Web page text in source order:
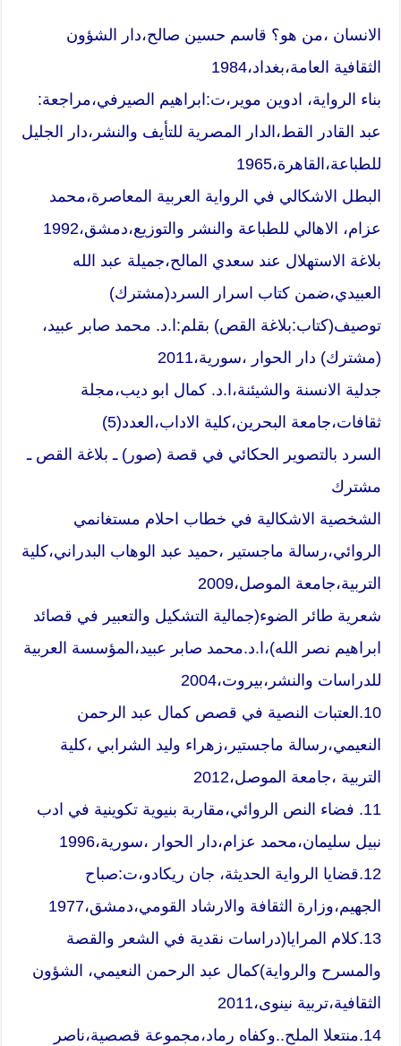
الانسان ،من هو؟ قاسم حسين صالح،دار الشؤون
الثقافية العامة،بغداد،1984
بناء الرواية، ادوين موير،ت:ابراهيم الصيرفي،مراجعة:
عبد القادر القط،الدار المصرية للتأيف والنشر،دار الجليل
للطباعة،القاهرة،1965
البطل الاشكالي في الرواية العربية المعاصرة،محمد
عزام، الاهالي للطباعة والنشر والتوزيع،دمشق،1992
بلاغة الاستهلال عند سعدي المالح،جميلة عبد الله
العبيدي،ضمن كتاب اسرار السرد(مشترك)
توصيف(كتاب:بلاغة القص) بقلم:ا.د. محمد صابر عبيد،
(مشترك) دار الحوار ،سورية،2011
جدلية الانسنة والشيئنة،ا.د. كمال ابو ديب،مجلة
ثقافات،جامعة البحرين،كلية الاداب،العدد(5)
السرد بالتصوير الحكائي في قصة (صور) ـ بلاغة القص ـ
مشترك
الشخصية الاشكالية في خطاب احلام مستغانمي
الروائي،رسالة ماجستير ،حميد عبد الوهاب البدراني،كلية
التربية،جامعة الموصل،2009
شعرية طائر الضوء(جمالية التشكيل والتعبير في قصائد
ابراهيم نصر الله)،ا.د.محمد صابر عبيد،المؤسسة العربية
للدراسات والنشر،بيروت،2004
10.العتبات النصية في قصص كمال عبد الرحمن
النعيمي،رسالة ماجستير،زهراء وليد الشرابي ،كلية
التربية ،جامعة الموصل،2012
11. فضاء النص الروائي،مقاربة بنيوية تكوينية في ادب
نبيل سليمان،محمد عزام،دار الحوار ،سورية،1996
12.قضايا الرواية الحديثة، جان ريكادو،ت:صباح
الجهيم،وزارة الثقافة والارشاد القومي،دمشق،1977
13.كلام المرايا(دراسات نقدية في الشعر والقصة
والمسرح والرواية)كمال عبد الرحمن النعيمي، الشؤون
الثقافية،تربية نينوى،2011
14.منتعلا الملح..وكفاه رماد،مجموعة قصصية،ناصر